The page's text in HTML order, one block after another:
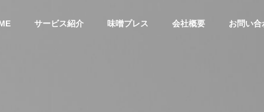
サービス紹介 味噌プレス 会社概要 お問い合